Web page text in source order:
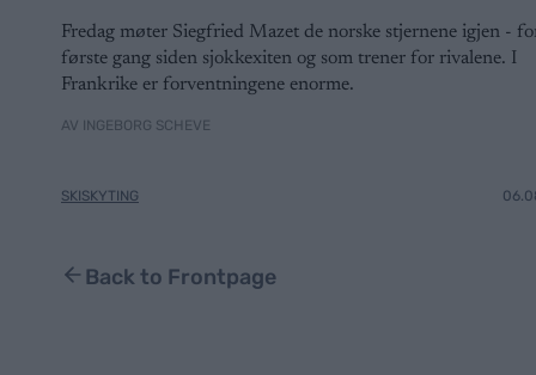
Fredag møter Siegfried Mazet de norske stjernene igjen -
første gang siden sjokkexiten og som trener for rivalene. I
Frankrike er forventningene enorme.
AV INGEBORG SCHEVE
SKISKYTING
Back to Frontpage